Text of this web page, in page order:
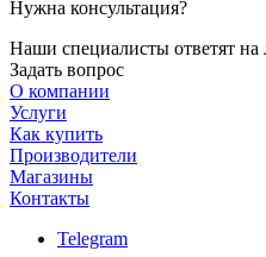
Нужна консультация?
Наши специалисты ответят
Задать вопрос
О компании
Услуги
Как купить
Производители
Магазины
Контакты
Telegram